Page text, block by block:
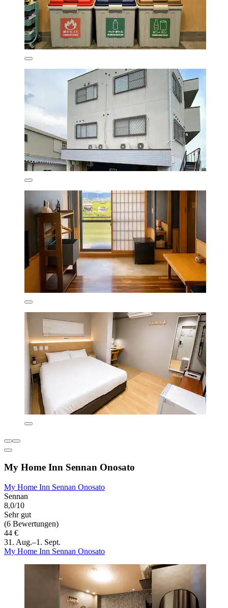
My Home Inn Sennan Onosato
My Home Inn Sennan Onosato
Sennan
8,0/10
Sehr gut
(6 Bewertungen)
44 €
31. Aug.–1. Sept.
My Home Inn Sennan Onosato